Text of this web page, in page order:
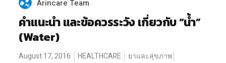
Arincare Team
คำแนะนำ และข้อควรระวัง เกี่ยวกับ “น้ำ”
(Water)
August 17, 2016 HEALTHCARE ยาและสุขภาพ